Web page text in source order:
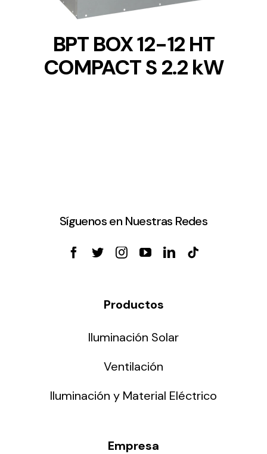
BPT BOX 12-12 HT
COMPACT S 2.2 kW
Síguenos en Nuestras Redes
Productos
Iluminación Solar
Ventilación
Iluminación y Material Eléctrico
Empresa